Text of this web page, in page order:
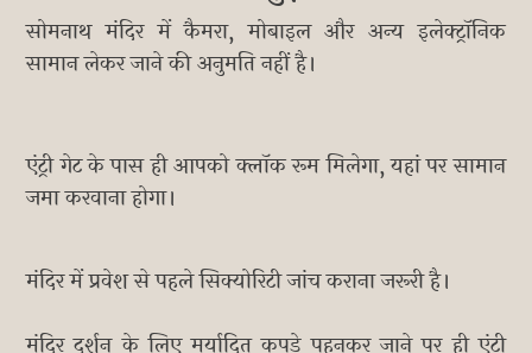
सोमनाथ मंदिर में कैमरा, मोबाइल और अन्य इलेक्ट्रॉनिक
सामान लेकर जाने की अनुमति नहीं है।
एंट्री गेट के पास ही आपको क्लॉक रूम मिलेगा, यहां पर सामान
जमा करवाना होगा।
मंदिर में प्रवेश से पहले सिक्योरिटी जांच कराना जरूरी है।
मंदिर दर्शन के लिए मर्यादित कपड़े पहनकर जाने पर ही एंट्री